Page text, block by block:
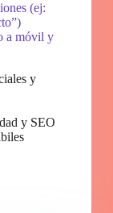
(ej:
a móvil y
y
y SEO